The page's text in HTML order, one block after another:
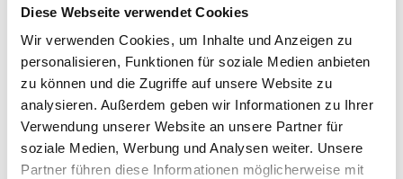
Diese Webseite verwendet Cookies
Wir verwenden Cookies, um Inhalte und Anzeigen zu
personalisieren, Funktionen für soziale Medien anbieten
zu können und die Zugriffe auf unsere Website zu
analysieren. Außerdem geben wir Informationen zu Ihrer
Verwendung unserer Website an unsere Partner für
soziale Medien, Werbung und Analysen weiter. Unsere
Partner führen diese Informationen möglicherweise mit
Auf dem Laufenden bleiben mit Noventiz